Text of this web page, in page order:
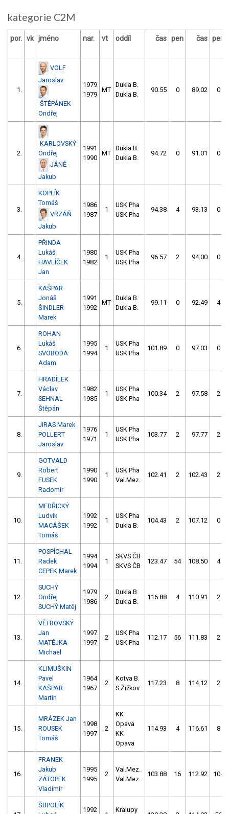
kategorie C2M
por. vk jméno nar. vt oddíl čas pen čas pen
1.
VOLF
Jaroslav
ŠTĚPÁNEK
Ondřej
1979
1979
MT
Dukla B.
Dukla B.
90.55 0 89.02 0
2.
KARLOVSKÝ
Ondřej
JÁNĚ
Jakub
1991
1990
MT
Dukla B.
Dukla B.
94.72 0 91.01 0
3.
KOPLÍK
Tomáš
VRZÁŇ
Jakub
1986
1987
1
USK Pha
USK Pha
94.38 4 93.13 0
4.
PŘINDA
Lukáš
HAVLÍČEK
Jan
1980
1982
1
USK Pha
USK Pha
96.57 2 94.00 0
5.
KAŠPAR
Jonáš
ŠINDLER
Marek
1991
1992
MT
Dukla B.
Dukla B.
99.11 0 92.49 4
6.
ROHAN
Lukáš
SVOBODA
Adam
1995
1994
1
USK Pha
USK Pha
101.89 0 97.03 0
7.
HRADÍLEK
Václav
SEHNAL
Štěpán
1982
1985
1
USK Pha
USK Pha
100.34 2 97.58 2
8.
JIRAS Marek
POLLERT
Jaroslav
1976
1971
1
USK Pha
USK Pha
103.77 2 97.77 2
9.
GOTVALD
Robert
FUSEK
Radomír
1990
1990
1
USK Pha
Val.Mez.
102.41 2 102.43 2
10.
MEDŘICKÝ
Ludvík
MACÁŠEK
Tomáš
1992
1992
1
USK Pha
Dukla B.
104.43 2 107.12 0
11.
POSPÍCHAL
Radek
CEPEK Marek
1994
1994
1
SKVS ČB
SKVS ČB
123.47 54 108.50 4
12.
SUCHÝ
Ondřej
SUCHÝ Matěj
1979
1986
2
Dukla B.
Dukla B.
116.88 4 110.91 2
13.
VĚTROVSKÝ
Jan
MATĚJKA
Michael
1997
1997
2
USK Pha
USK Pha
112.17 56 111.83 2
14.
KLIMUŠKIN
Pavel
KAŠPAR
Martin
1964
1967
2
Kotva B.
S.Žižkov
117.23 8 114.12 2
15.
MRÁZEK Jan
ROUSEK
Tomáš
1998
1997
2
KK
Opava
KK
Opava
114.93 4 116.61 8
16.
FRANEK
Jakub
ZÁTOPEK
Vladimír
1995
1995
2
Val.Mez.
Val.Mez.
103.88 16 112.92 104
ŠUPOLÍK
1992 Kralupy